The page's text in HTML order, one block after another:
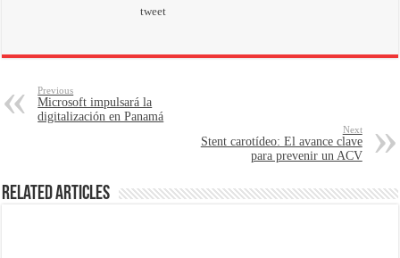
tweet
Previous
Microsoft impulsará la
digitalización en Panamá
Next
Stent carotídeo: El avance clave
para prevenir un ACV
Related Articles